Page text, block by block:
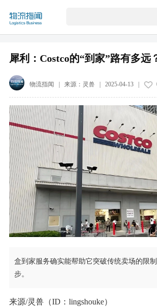
犀利：Costco的“到家”路有多远
物流指闻 | 来源： 灵兽| 2025-04-13|
盒到家服务确实能帮助它突破传统卖场的限
步。
来源/灵兽（ID：lingshouke）